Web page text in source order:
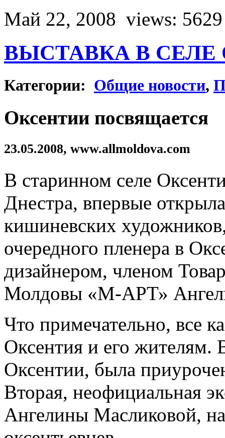
Май 22, 2008 views: 5629
ВЫСТАВКА В СЕЛЕ
Категории: Общие новости,
Оксентии посвящается
23.05.2008, www.allmoldova.com
В старинном селе
Днестра, впервые
кишиневских
очередного пленера в
дизайнером, членом
Молдовы «М-АРТ»
Что примечательно, все
Оксентия и его жителям.
Оксентии, была
Вторая, неофициальная
Ангелины Масликовой,